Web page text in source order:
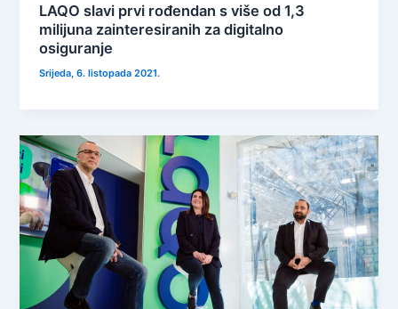
LAQO slavi prvi rođendan s više od 1,3
milijuna zainteresiranih za digitalno
osiguranje
Srijeda, 6. listopada 2021.